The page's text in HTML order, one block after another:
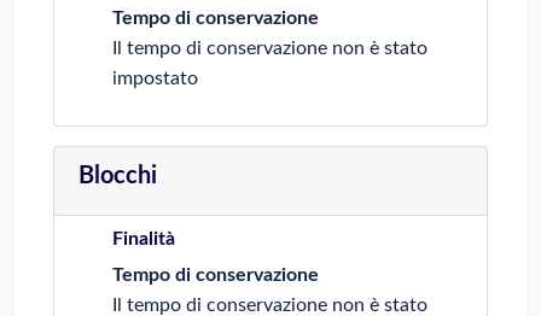
Tempo di conservazione
Il tempo di conservazione non è stato
impostato
Blocchi
Finalità
Tempo di conservazione
Il tempo di conservazione non è stato